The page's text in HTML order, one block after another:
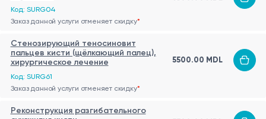
Код: SURG04
Заказ данной услуги отменяет скидку*
Стенозирующий теносиновит
пальцев кисти (щёлкающий палец),
хирургическое лечение
Код: SURG61
5500.00 MDL
Заказ данной услуги отменяет скидку*
Реконструкция разгибательного